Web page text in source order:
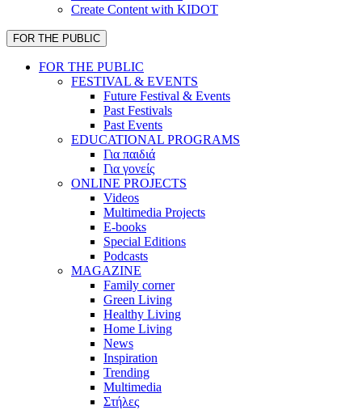
Create Content with KIDOT
FOR THE PUBLIC
FOR THE PUBLIC
FESTIVAL & EVENTS
Future Festival & Events
Past Festivals
Past Events
EDUCATIONAL PROGRAMS
Για παιδιά
Για γονείς
ONLINE PROJECTS
Videos
Multimedia Projects
E-books
Special Editions
Podcasts
MAGAZINE
Family corner
Green Living
Healthy Living
Home Living
News
Inspiration
Trending
Multimedia
Στήλες